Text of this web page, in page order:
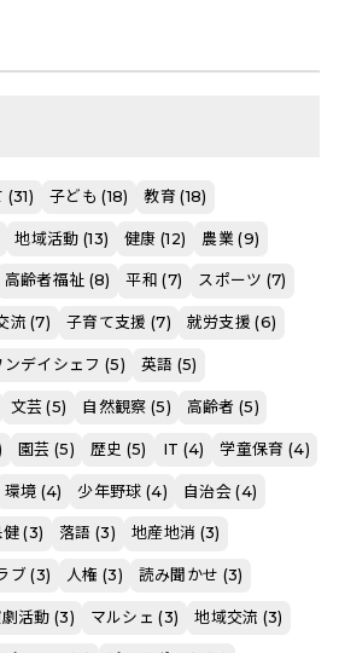
(31) 子ども (18) 教育 (18)
地域活動 (13) 健康 (12) 農業 (9)
高齢者福祉 (8) 平和 (7) スポーツ (7)
流 (7) 子育て支援 (7) 就労支援 (6)
ンデイシェフ (5) 英語 (5)
文芸 (5) 自然観察 (5) 高齢者 (5)
園芸 (5) 歴史 (5) IT (4) 学童保育 (4)
環境 (4) 少年野球 (4) 自治会 (4)
健 (3) 落語 (3) 地産地消 (3)
ブ (3) 人権 (3) 読み聞かせ (3)
活動 (3) マルシェ (3) 地域交流 (3)